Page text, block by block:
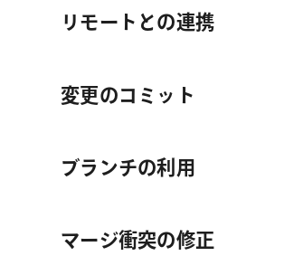
リモートとの連携
変更のコミット
ブランチの利用
マージ衝突の修正